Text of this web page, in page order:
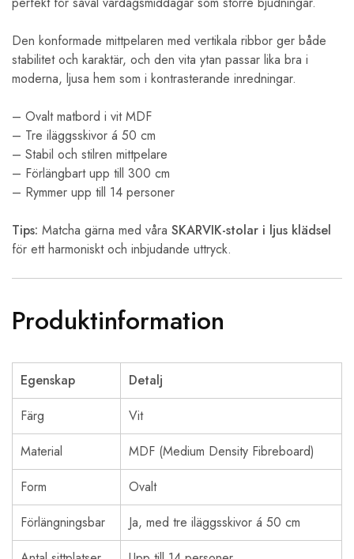
Den konformade mittpelaren med vertikala ribbor ger både
stabilitet och karaktär, och den vita ytan passar lika bra i
moderna, ljusa hem som i kontrasterande inredningar.
– Ovalt matbord i vit MDF
– Tre iläggsskivor á 50 cm
– Stabil och stilren mittpelare
– Förlängbart upp till 300 cm
– Rymmer upp till 14 personer
Tips: Matcha gärna med våra SKARVIK-stolar i ljus klädsel
för ett harmoniskt och inbjudande uttryck.
Produktinformation
Egenskap
Detalj
Färg
Vit
Material
MDF (Medium Density Fibreboard)
Form
Ovalt
Förlängningsbar
Ja, med tre iläggsskivor á 50 cm